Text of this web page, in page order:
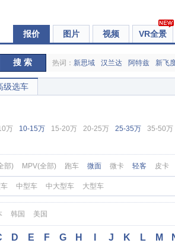
报价 图片 视频 VR全景
搜 索 热词： 新思域 汉兰达 阿特兹 新飞
级选车
万 10-15万 15-20万 20-25万 25-35万 35-50万
部) MPV(全部) 跑车 微面 微卡 轻客 皮卡
中型车 中大型车 大型车
韩国 美国
D E F G H J K L M